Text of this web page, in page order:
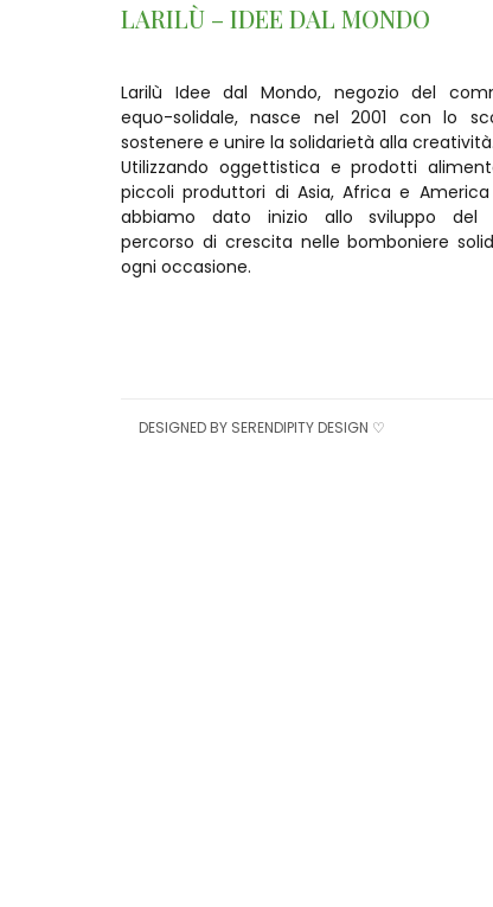
LARILÙ – IDEE DAL MONDO
Larilù Idee dal Mondo, negozio del
equo-solidale, nasce nel 2001 con lo
sostenere e unire la solidarietà alla creatività.
Utilizzando oggettistica e prodotti
piccoli produttori di Asia, Africa e America
abbiamo dato inizio allo sviluppo del
percorso di crescita nelle bomboniere
ogni occasione.
DESIGNED BY SERENDIPITY DESIGN ♡